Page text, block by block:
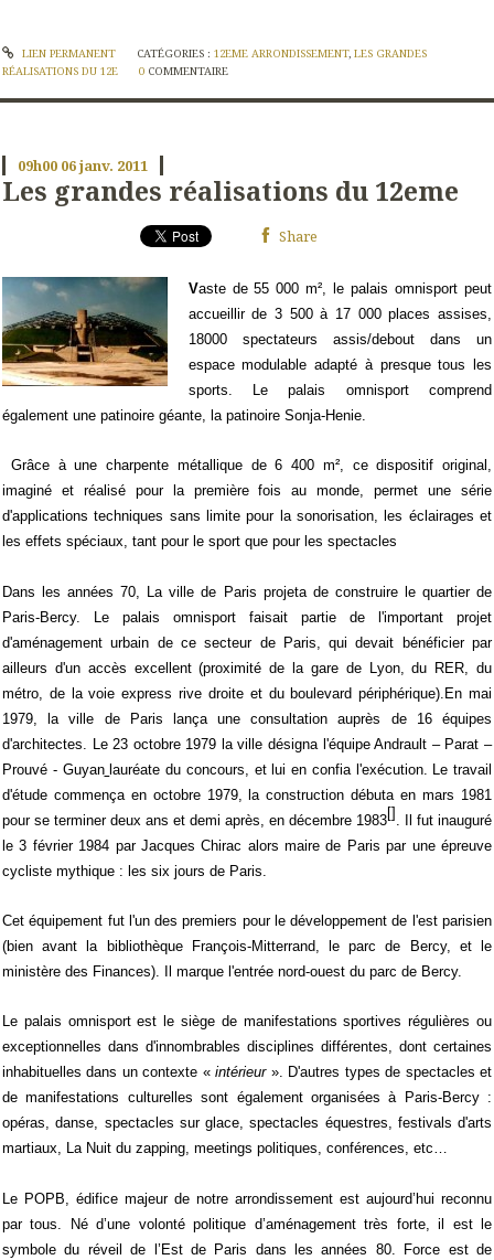
LIEN PERMANENT CATÉGORIES : 12EME ARRONDISSEMENT, LES GRANDES
RÉALISATIONS DU 12E
0 COMMENTAIRE
09h00 06janv. 2011
Les grandes réalisations du 12eme
Share
Vaste de 55 000 m², le palais omnisport peut
accueillir de 3 500 à 17 000 places assises,
18000 spectateurs assis/debout dans un
espace modulable adapté à presque tous les
sports. Le palais omnisport comprend
également une patinoire géante, la patinoire Sonja-Henie.
Grâce à une charpente métallique de 6 400 m², ce dispositif original,
imaginé et réalisé pour la première fois au monde, permet une série
d'applications techniques sans limite pour la sonorisation, les éclairages et
les effets spéciaux, tant pour le sport que pour les spectacles
Dans les années 70, La ville de Paris projeta de construire le quartier de
Paris-Bercy. Le palais omnisport faisait partie de l'important projet
d'aménagement urbain de ce secteur de Paris, qui devait bénéficier par
ailleurs d'un accès excellent (proximité de la gare de Lyon, du RER, du
métro, de la voie express rive droite et du boulevard périphérique). En mai
1979, la ville de Paris lança une consultation auprès de 16 équipes
d'architectes. Le 23 octobre 1979 la ville désigna l'équipe Andrault – Parat –
Prouvé - Guyan lauréate du concours, et lui en confia l'exécution. Le travail
d'étude commença en octobre 1979, la construction débuta en mars 1981
pour se terminer deux ans et demi après, en décembre 1983[]
. Il fut inauguré
le 3 février 1984 par Jacques Chirac alors maire de Paris par une épreuve
cycliste mythique : les six jours de Paris.
Cet équipement fut l'un des premiers pour le développement de l'est parisien
(bien avant la bibliothèque François-Mitterrand, le parc de Bercy, et le
ministère des Finances). Il marque l'entrée nord-ouest du parc de Bercy.
Le palais omnisport est le siège de manifestations sportives régulières ou
exceptionnelles dans d'innombrables disciplines différentes, dont certaines
inhabituelles dans un contexte «intérieur». D'autres types de spectacles et
de manifestations culturelles sont également organisées à Paris-Bercy :
opéras, danse, spectacles sur glace, spectacles équestres, festivals d'arts
martiaux, La Nuit du zapping, meetings politiques, conférences, etc…
Le POPB, édifice majeur de notre arrondissement est aujourd’hui reconnu
par tous. Né d’une volonté politique d’aménagement très forte, il est le
symbole du réveil de l’Est de Paris dans les années 80. Force est de